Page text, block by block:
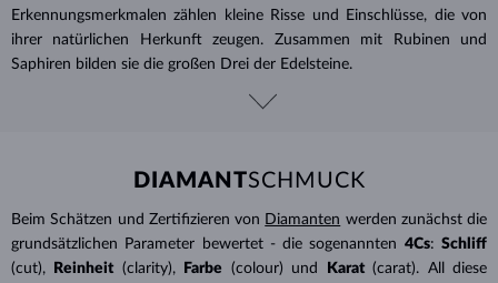
Erkennungsmerkmalen zählen kleine Risse und Einschlüsse, die von
ihrer natürlichen Herkunft zeugen. Zusammen mit Rubinen und
Saphiren bilden sie die großen Drei der Edelsteine.
DIAMANTSCHMUCK
Beim Schätzen und Zertifizieren von Diamanten werden zunächst die
grundsätzlichen Parameter bewertet - die sogenannten 4Cs: Schliff
(cut),
Reinheit (clarity), Farbe (colour) und Karat (carat). All diese